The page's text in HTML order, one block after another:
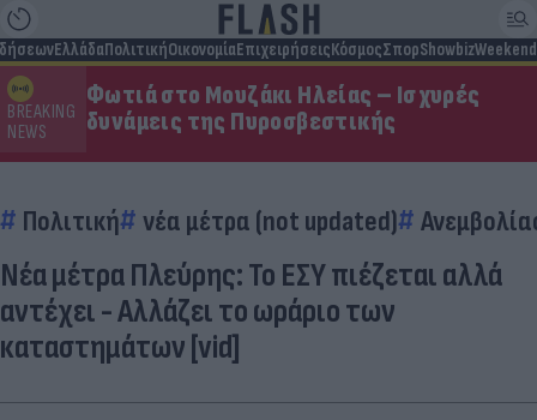
ΕλλάδαΠολιτικήΟικονομίαΕπιχειρήσειςΚόσμοςΣπορShowbizWeekend
BREAKING
NEWS
Φωτιά στο Μουζάκι Ηλείας – Ισχυρές
δυνάμεις της Πυροσβεστικής
Πολιτική νέα μέτρα (not updated)
Νέα μέτρα Πλεύρης: Το ΕΣΥ πιέζεται αλλά
αντέχει - Αλλάζει το ωράριο των
καταστημάτων [vid]